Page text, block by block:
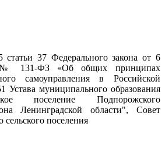
37 Федерального закона от 6
№ 131-ФЗ «Об общих принципах
самоуправления в Российской
Устава муниципального образования
поселение Подпорожского
Ленинградской области", Совет
поселения